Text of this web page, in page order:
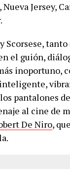
Jersey,
Scorsese,
el guión,
inoportuno,
pantalones
al cine de
De Niro,